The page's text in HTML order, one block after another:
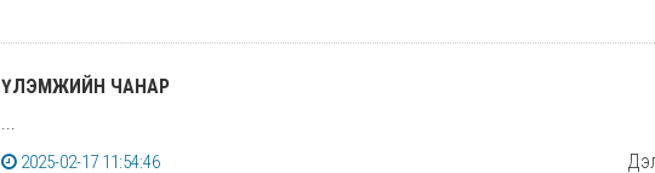
ҮЛЭМЖИЙН ЧАНАР
...
2025-02-17 11:54:46